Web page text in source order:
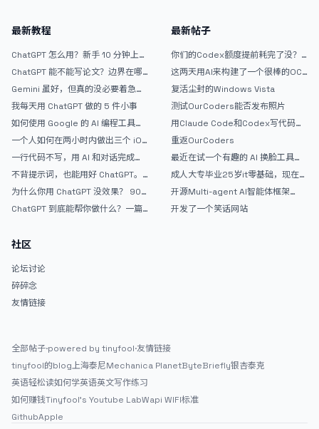
最新教程
ChatGPT 怎么用？新手 10 分钟上手
ChatGPT 能不能写论文？边界在哪
Gemini 虽好，但真的没必要着急放
弃 ChatGPT
我每天用 ChatGPT 做的 5 件小事
如何使用 Google 的 AI 编程工具
AntiGravity：独立开发者的新时代
武器
一个人如何在两小时内做出三个 iOS
APP？｜AntiGravity + Gemini 3 实
战完整记录
一行代码不写，用 AI 和对话完成一
个完整网站：《图书天堂》实战记录
不背提示词，也能用好 ChatGPT。
一个万能提问模板
为什么你用 ChatGPT 没效果？ 90%
的人第一步就问错了
ChatGPT 到底能帮你做什么？一篇
最新帖子
你们的Codex额度提前耗完了没？
戒断反应如何？
这两天用AI来构建了一个很棒的OC
论坛精华区
复活尘封的Windows Vista
测试OurCoders能否发布照片
用Claude Code和Codex写代码真
的爽，但是App怎么挣钱还是很难啊
重返OurCoders
最近在试一个有趣的 AI 换脸工具，
效果挺不错
成人大专毕业25岁it零基础，现在想
考软件设计师，有什么好的建议吗，
谢谢！
开源Multi-agent AI智能体框架
aevatar.ai，欢迎大家贡献代码
开发了一个笑话网站
社区
论坛讨论
碎碎念
友情链接
全部帖子·powered by tinyfool·友情链接
tinyfool的blog上海泰尼Mechanica PlanetByteBriefly银杏泰克
英语轻松读如何学英语英文写作练习
如何赚钱Tinyfool's Youtube LabWapi WIFI标准
GithubApple